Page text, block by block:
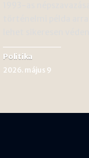
Politika
2026. május 9